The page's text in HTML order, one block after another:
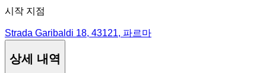
시작 지점
Strada Garibaldi 18, 43121, 파르마
상세 내역